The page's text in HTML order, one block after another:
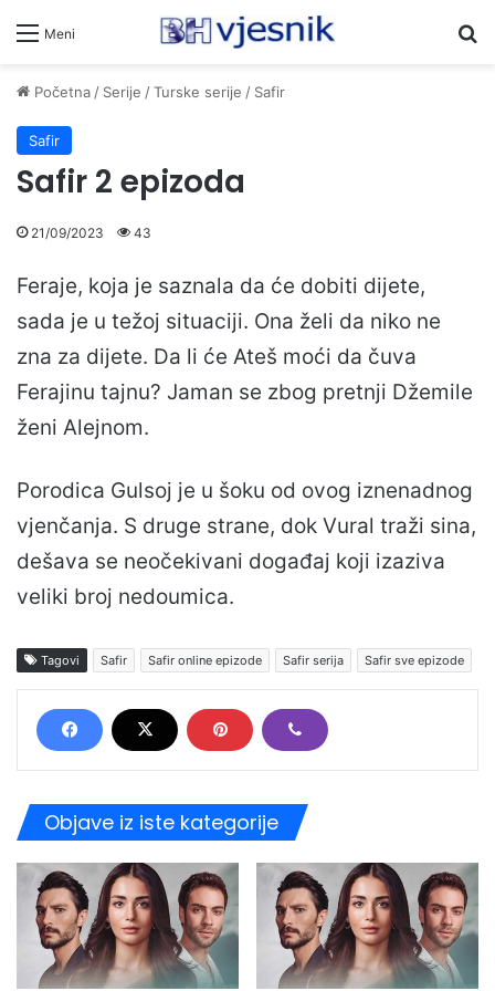
Meni
Početna/ Serije /Turske serije / Safir
Safir
Safir 2 epizoda
21/09/2023 43
Feraje, koja je saznala da će dobiti dijete,
sada je u težoj situaciji. Ona želi da niko ne
zna za dijete. Da li će Ateš moći da čuva
Ferajinu tajnu? Jaman se zbog pretnji Džemile
ženi Alejnom.
Porodica Gulsoj je u šoku od ovog iznenadnog
vjenčanja. S druge strane, dok Vural traži sina,
dešava se neočekivani događaj koji izaziva
veliki broj nedoumica.
Tagovi Safir Safir online epizode Safir serija Safir sve epizode
Objave iz iste kategorije